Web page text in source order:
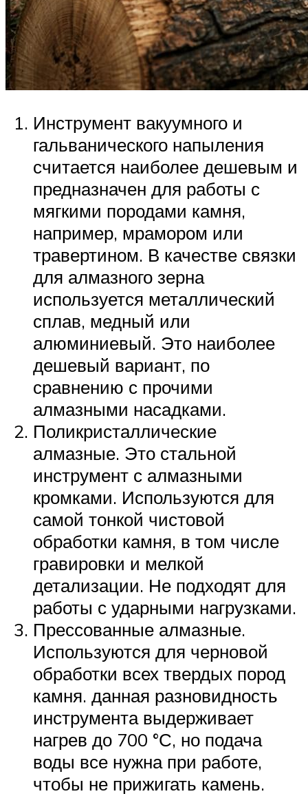
Инструмент вакуумного и
гальванического напыления
считается наиболее дешевым и
предназначен для работы с
мягкими породами камня,
например, мрамором или
травертином. В качестве связки
для алмазного зерна
используется металлический
сплав, медный или
алюминиевый. Это наиболее
дешевый вариант, по
сравнению с прочими
алмазными насадками.
Поликристаллические
алмазные. Это стальной
инструмент с алмазными
кромками. Используются для
самой тонкой чистовой
обработки камня, в том числе
гравировки и мелкой
детализации. Не подходят для
работы с ударными нагрузками.
Прессованные алмазные.
Используются для черновой
обработки всех твердых пород
камня. данная разновидность
инструмента выдерживает
нагрев до 700 °С, но подача
воды все нужна при работе,
чтобы не прижигать камень.